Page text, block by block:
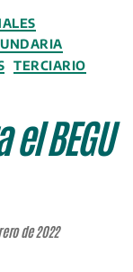
TERCIARIO
BEGU
de 2022